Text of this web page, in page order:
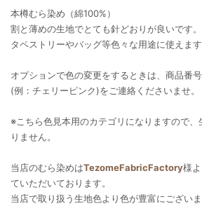
本樽むら染め（綿100%）
割と薄めの生地でとても針どおりが良いです。
タペストリーやバッグ等色々な用途に使えます
オプションで色の変更をするときは、商品番
(例：チェリーピンク)をご連絡くださいませ。
※こちら色見本用のカテゴリになりますので、
りません。
当店のむら染めはTezomeFabricFactory様
ていただいております。
当店で取り扱う生地色より色が豊富にございま